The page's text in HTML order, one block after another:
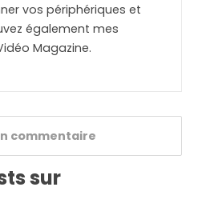
vos périphériques et
également mes
Magazine.
commentaire
sur